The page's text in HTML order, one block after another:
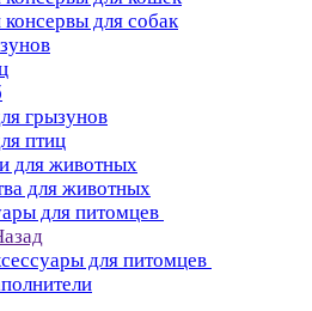
для собак
грызунов
птиц
для животных
для животных
для питомцев
для питомцев